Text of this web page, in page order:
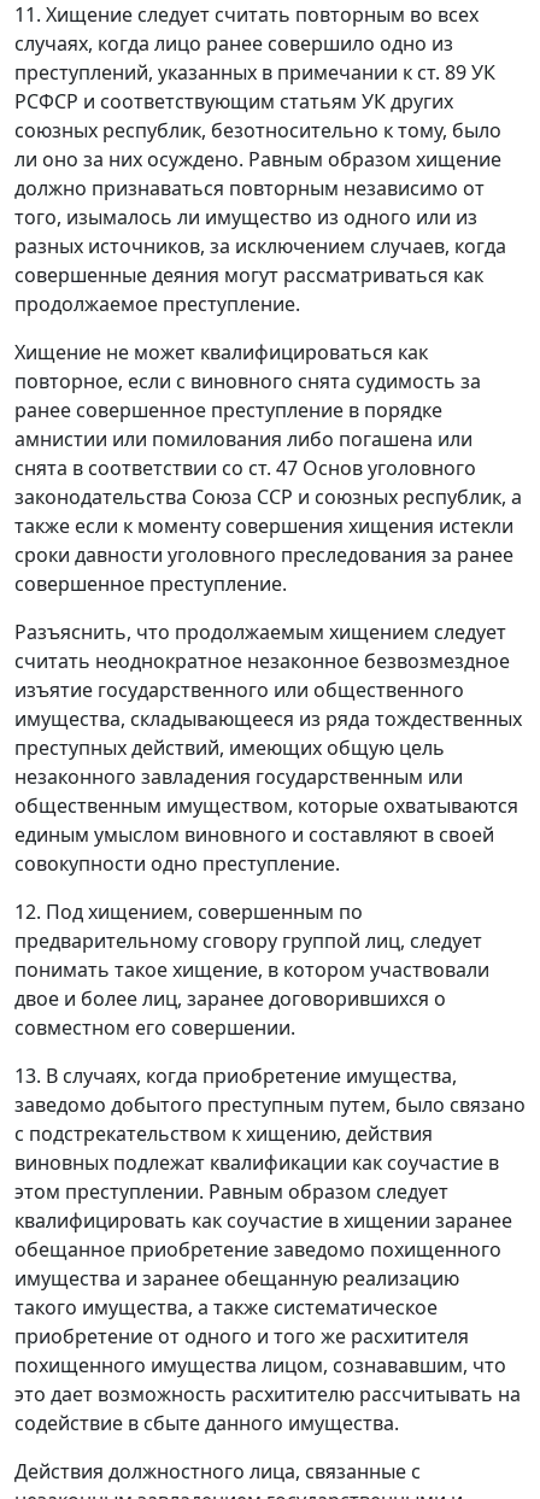
11. Хищение следует считать повторным во всех
случаях, когда лицо ранее совершило одно из
преступлений, указанных в примечании к ст. 89УК
РСФСР и соответствующим статьям УК других
союзных республик, безотносительно к тому, было
ли оно за них осуждено. Равным образом хищение
должно признаваться повторным независимо от
того, изымалось ли имущество из одного или из
разных источников, за исключением случаев, когда
совершенные деяния могут рассматриваться как
продолжаемое преступление.
Хищение не может квалифицироваться как
повторное, если с виновного снята судимость за
ранее совершенное преступление в порядке
амнистии или помилования либо погашена или
снята в соответствии со ст. 47 Основ уголовного
законодательства Союза ССР и союзных республик, а
также если к моменту совершения хищения истекли
сроки давности уголовного преследования за ранее
совершенное преступление.
Разъяснить, что продолжаемым хищением следует
считать неоднократное незаконное безвозмездное
изъятие государственного или общественного
имущества, складывающееся из ряда тождественных
преступных действий, имеющих общую цель
незаконного завладения государственным или
общественным имуществом, которые охватываются
единым умыслом виновного и составляют в своей
совокупности одно преступление.
12. Под хищением, совершенным по
предварительному сговору группой лиц, следует
понимать такое хищение, в котором участвовали
двое и более лиц, заранее договорившихся о
совместном его совершении.
13. В случаях, когда приобретение имущества,
заведомо добытого преступным путем, было связано
с подстрекательством к хищению, действия
виновных подлежат квалификации как соучастие в
этом преступлении. Равным образом следует
квалифицировать как соучастие в хищении заранее
обещанное приобретение заведомо похищенного
имущества и заранее обещанную реализацию
такого имущества, а также систематическое
приобретение от одного и того же расхитителя
похищенного имущества лицом, сознававшим, что
это дает возможность расхитителю рассчитывать на
содействие в сбыте данного имущества.
Действия должностного лица, связанные с